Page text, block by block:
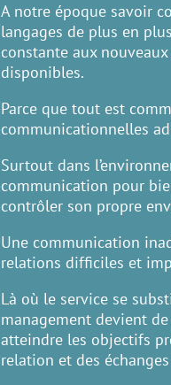
A notre époque savoir
langages de plus en
constante aux
disponibles.
Parce que tout est
communicationnelles
Surtout dans
communication pour
contrôler son propre
Une communication
relations difficiles et
Là où le service se
management devient
atteindre les objectifs
relation et des